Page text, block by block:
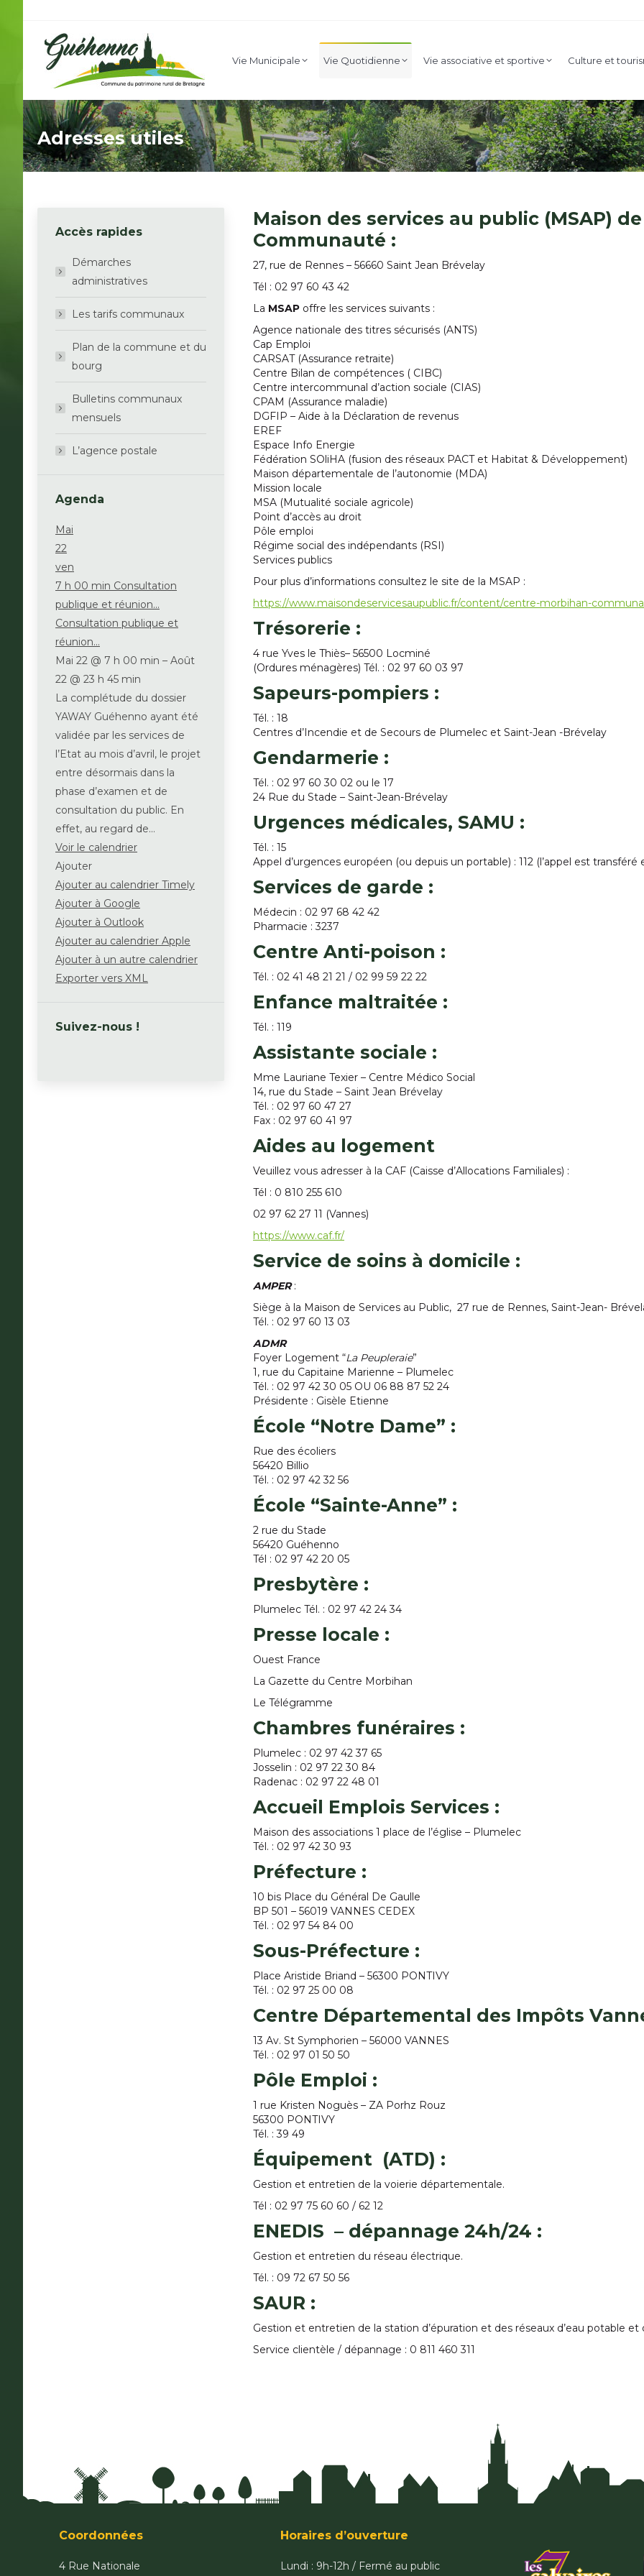
Vie Municipale Vie Quotidienne Vie associative et sportive Culture et
Adresses utiles
Maison des services au public (MSAP)
Communauté :
27, rue de Rennes – 56660 Saint Jean Brévelay
Tél : 02 97 60 43 42
La MSAP offre les services suivants :
Agence nationale des titres sécurisés (ANTS)
Cap Emploi
CARSAT (Assurance retraite)
Centre Bilan de compétences ( CIBC)
Centre intercommunal d’action sociale (CIAS)
CPAM (Assurance maladie)
DGFIP – Aide à la Déclaration de revenus
EREF
Espace Info Energie
Fédération SOliHA (fusion des réseaux PACT et Habitat & Développement)
Maison départementale de l’autonomie (MDA)
Mission locale
MSA (Mutualité sociale agricole)
Point d’accès au droit
Pôle emploi
Régime social des indépendants (RSI)
Services publics
Pour plus d’informations consultez le site de la MSAP :
https://www.maisondeservicesaupublic.fr/content/centre-morbihan-
Trésorerie :
4 rue Yves le Thiès– 56500 Locminé
(Ordures ménagères) Tél. : 02 97 60 03 97
Sapeurs-pompiers :
Tél. : 18
Centres d’Incendie et de Secours de Plumelec et Saint-Jean -Brévelay
Gendarmerie :
Tél. : 02 97 60 30 02 ou le 17
24 Rue du Stade – Saint-Jean-Brévelay
Urgences médicales, SAMU :
Tél. : 15
Appel d’urgences européen (ou depuis un portable) : 112 (l’appel est
Services de garde :
Médecin : 02 97 68 42 42
Pharmacie : 3237
Centre Anti-poison :
Tél. : 02 41 48 21 21 / 02 99 59 22 22
Enfance maltraitée :
Tél. : 119
Assistante sociale :
Mme Lauriane Texier – Centre Médico Social
14, rue du Stade – Saint Jean Brévelay
Tél. : 02 97 60 47 27
Fax : 02 97 60 41 97
Aides au logement
Veuillez vous adresser à la CAF (Caisse d’Allocations Familiales) :
Tél : 0 810 255 610
02 97 62 27 11 (Vannes)
https://www.caf.fr/
Service de soins à domicile :
AMPER:
Siège à la Maison de Services au Public, 27 rue de Rennes, Saint-Jean-
Tél. : 02 97 60 13 03
ADMR
Foyer Logement “La Peupleraie”
1, rue du Capitaine Marienne – Plumelec
Tél. : 02 97 42 30 05 OU 06 88 87 52 24
Présidente : Gisèle Etienne
École “Notre Dame” :
Rue des écoliers
56420 Billio
Tél. : 02 97 42 32 56
École “Sainte-Anne” :
2 rue du Stade
56420 Guéhenno
Tél : 02 97 42 20 05
Presbytère :
Plumelec Tél. : 02 97 42 24 34
Presse locale :
Ouest France
La Gazette du Centre Morbihan
Le Télégramme
Chambres funéraires :
Plumelec : 02 97 42 37 65
Josselin : 02 97 22 30 84
Radenac : 02 97 22 48 01
Accueil Emplois Services :
Maison des associations 1 place de l’église – Plumelec
Tél. : 02 97 42 30 93
Préfecture :
10 bis Place du Général De Gaulle
BP 501 – 56019 VANNES CEDEX
Tél. : 02 97 54 84 00
Sous-Préfecture :
Place Aristide Briand – 56300 PONTIVY
Tél. : 02 97 25 00 08
Centre Départemental des Impôts
13 Av. St Symphorien – 56000 VANNES
Tél. : 02 97 01 50 50
Pôle Emploi :
1 rue Kristen Noguès – ZA Porhz Rouz
56300 PONTIVY
Tél. : 39 49
Équipement (ATD) :
Gestion et entretien de la voierie départementale.
Tél : 02 97 75 60 60 / 62 12
ENEDIS – dépannage 24h/24 :
Gestion et entretien du réseau électrique.
Tél. : 09 72 67 50 56
SAUR :
Gestion et entretien de la station d’épuration et des réseaux d’eau potable et
Service clientèle / dépannage : 0 811 460 311
Accès rapides
Démarches
administratives
Les tarifs communaux
Plan de la commune et du
bourg
Bulletins communaux
mensuels
L’agence postale
Agenda
Mai
22
ven
7 h 00 min Consultation
publique et réunion...
Consultation publique et
réunion...
Mai 22 @ 7 h 00 min – Août
22 @ 23 h 45 min
La complétude du dossier
YAWAY Guéhenno ayant été
validée par les services de
l’Etat au mois d’avril, le projet
entre désormais dans la
phase d’examen et de
consultation du public. En
effet, au regard de…
Voir le calendrier
Ajouter
Ajouter au calendrier Timely
Ajouter à Google
Ajouter à Outlook
Ajouter au calendrier Apple
Ajouter à un autre calendrier
Exporter vers XML
Suivez-nous !
Coordonnées
4 Rue Nationale
Horaires d’ouverture
Lundi : 9h-12h / Fermé au public